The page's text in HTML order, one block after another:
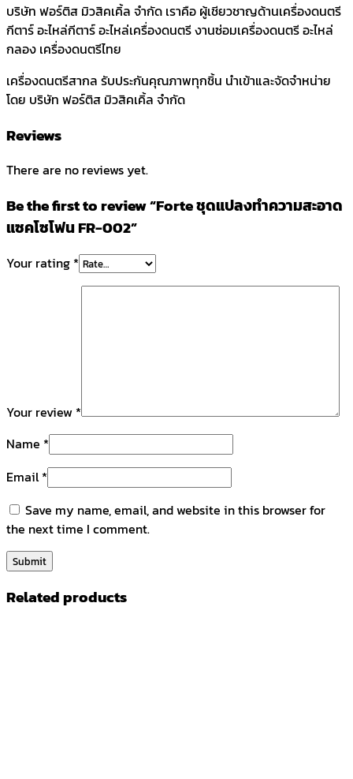
บริษัท ฟอร์ติส มิวสิคเคิ้ล จำกัด เราคือ ผู้เชียวชาญด้านเครื่องดนตรี
กีตาร์ อะไหล่กีตาร์ อะไหล่เครื่องดนตรี งานซ่อมเครื่องดนตรี อะไหล่
กลอง เครื่องดนตรีไทย
เครื่องดนตรีสากล รับประกันคุณภาพทุกชิ้น นำเข้าและจัดจำหน่าย
โดย บริษัท ฟอร์ติส มิวสิคเคิ้ล จำกัด
Reviews
There are no reviews yet.
Be the first to review “Forte ชุดแปลงทำความสะอาด
แซคโซโฟน FR-002”
Your rating *
Your review *
Name *
Email*
Save my name, email, and website in this browser for
the next time I comment.
Related products